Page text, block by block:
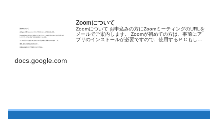
Zoomについて
Zoomについて お申込みの方にZoomミーティングのURLを
メールでご案内します。 Zoomが初めての方は、事前にア
プリのインストールが必要ですので、使用するＰＣもしく
docs.google.com